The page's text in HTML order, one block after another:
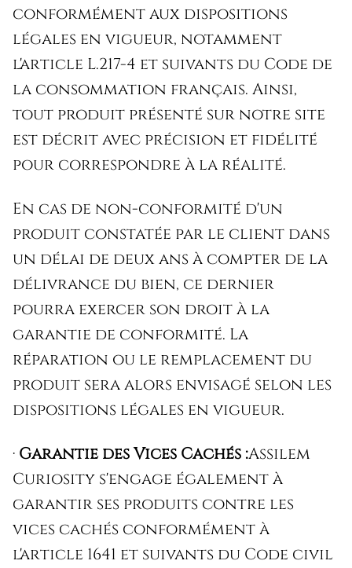
conformément aux dispositions
légales en vigueur, notamment
l'article L.217-4 et suivants du Code de
la consommation français. Ainsi,
tout produit présenté sur notre site
est décrit avec précision et fidélité
pour correspondre à la réalité.
En cas de non-conformité d'un
produit constatée par le client dans
un délai de deux ans à compter de la
délivrance du bien, ce dernier
pourra exercer son droit à la
garantie de conformité. La
réparation ou le remplacement du
produit sera alors envisagé selon les
dispositions légales en vigueur.
· Garantie des Vices Cachés :Assilem
Curiosity s'engage également à
garantir ses produits contre les
vices cachés conformément à
l'article 1641 et suivants du Code civil